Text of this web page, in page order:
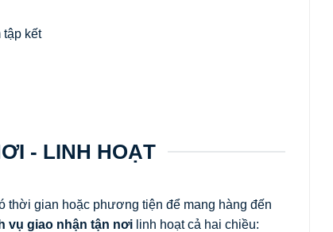
tập kết
- LINH HOẠT
thời gian hoặc phương tiện để mang hàng đến
vụ giao nhận tận nơi linh hoạt cả hai chiều: